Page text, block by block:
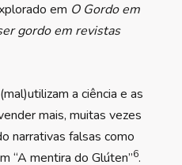
em O Gordo em
gordo em revistas
a ciência e as
mais, muitas vezes
narrativas falsas como
“A mentira do Glúten”6.